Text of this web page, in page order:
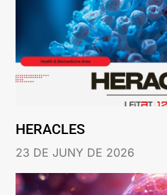
HERACLES
23 DE JUNY DE 2026